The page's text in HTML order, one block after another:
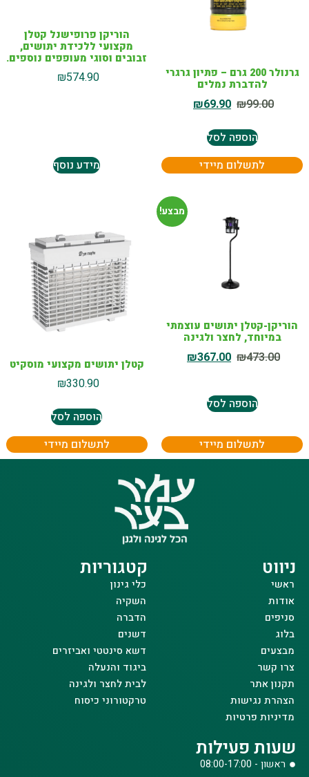
גרנולר 200 גרם – פתיון גרגרי
להדברת נמלים
₪99.00
₪69.90
הוספה לסל
לתשלום מיידי
הוריקן פרופישנל קטלן
מקצועי ללכידת יתושים,
זבובים וסוגי מעופפים נוספים.
₪574.90
מידע נוסף
מבצע!
הוריקן-קטלן יתושים עוצמתי
במיוחד, לחצר ולגינה
₪473.00
₪367.00
הוספה לסל
לתשלום מיידי
קטלן יתושים מקצועי מוסקיט
₪330.90
הוספה לסל
לתשלום מיידי
ניווט
ראשי
אודות
סניפים
בלוג
מבצעים
צרו קשר
תקנון אתר
הצהרת נגישות
מדיניות פרטיות
קטגוריות
כלי גינון
השקיה
הדברה
דשנים
דשא סינטטי ואביזרים
ביגוד והנעלה
לבית לחצר ולגינה
טרקטורוני כיסוח
שעות פעילות
ראשון - 08:00-17:00